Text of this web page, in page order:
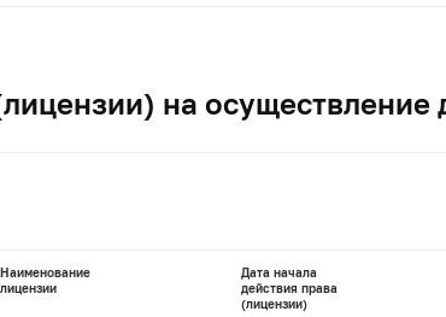
на осуществление
Наименование
лицензии
Дата начала
действия права
(лицензии)